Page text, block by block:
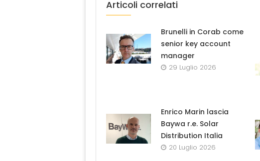
Articoli correlati
Brunelli in Corab come
senior key account
manager
29 Luglio 2026
Enrico Marin lascia
Baywa r.e. Solar
Distribution Italia
20 Luglio 2026